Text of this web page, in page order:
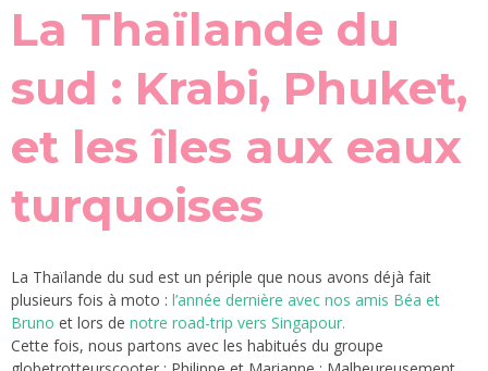
La Thaïlande du
sud : Krabi, Phuket,
et les îles aux eaux
turquoises
La Thaïlande du sud est un périple que nous avons déjà fait
plusieurs fois à moto : l’année dernière avec nos amis Béa et
Bruno et lors de notre road-trip vers Singapour.
Cette fois, nous partons avec les habitués du groupe